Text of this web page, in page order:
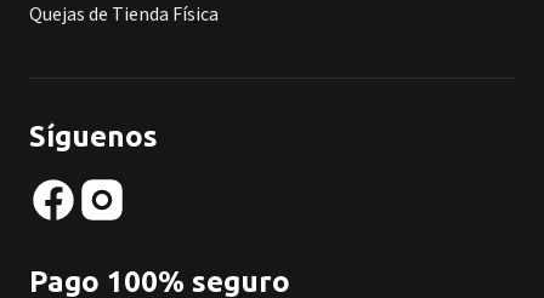
Quejas de Tienda Física
Síguenos
Pago 100% seguro